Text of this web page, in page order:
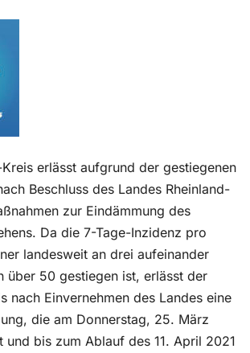
erlässt aufgrund der gestiegenen
Beschluss des Landes Rheinland-
zur Eindämmung des
Da die 7-Tage-Inzidenz pro
landesweit an drei aufeinander
über 50 gestiegen ist, erlässt der
nach Einvernehmen des Landes eine
die am Donnerstag, 25. März
und bis zum Ablauf des 11. April 2021